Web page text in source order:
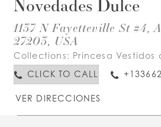
Novedades Dulce
1137 N Fayetteville St #4,
27203, USA
Collections: Princesa
CLICK TO CALL
VER DIRECCIONES